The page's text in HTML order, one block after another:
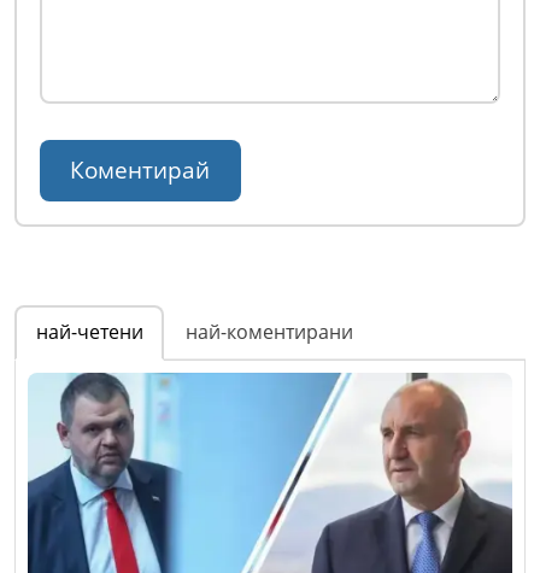
най-четени най-коментирани